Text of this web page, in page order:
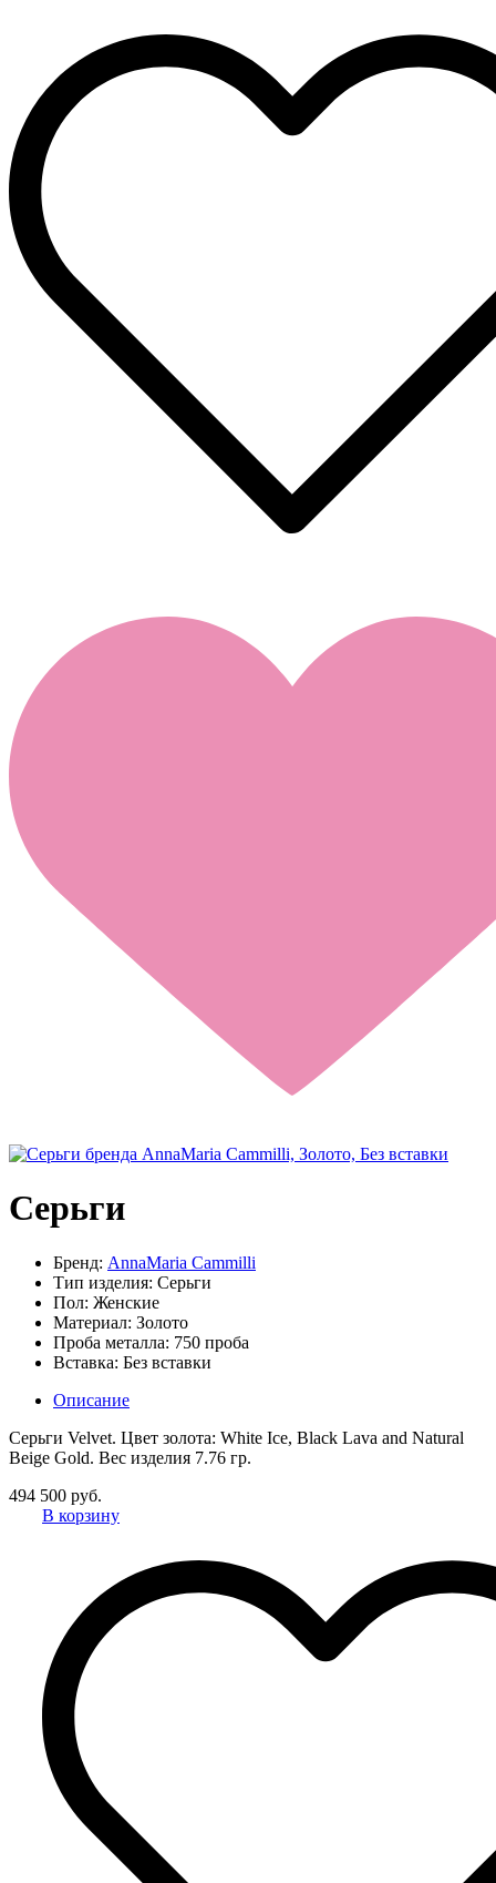
Серьги
Бренд: AnnaMaria Cammilli
Тип изделия: Серьги
Пол: Женские
Материал: Золото
Проба металла: 750 проба
Вставка: Без вставки
Описание
Серьги Velvet. Цвет золота: White Ice, Black Lava and Natural
Beige Gold. Вес изделия 7.76 гр.
494 500 руб.
В корзину